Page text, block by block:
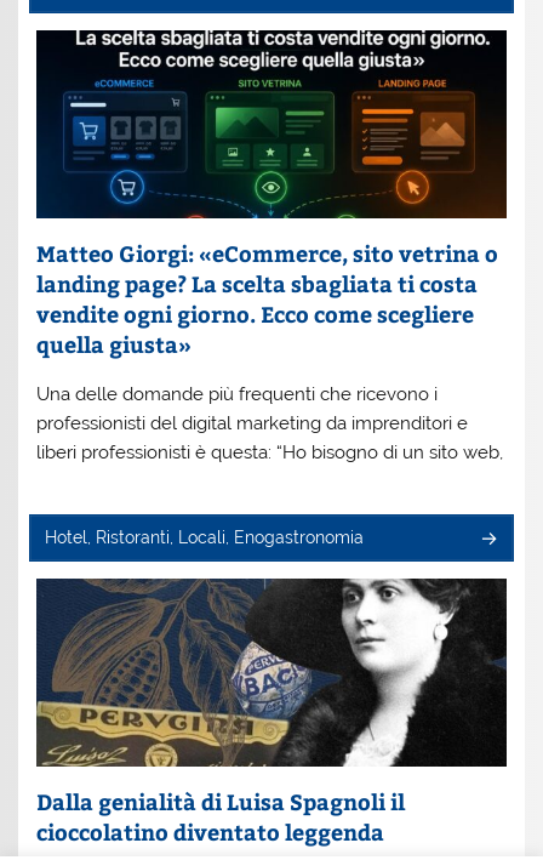
Matteo Giorgi: «eCommerce, sito vetrina o
landing page? La scelta sbagliata ti costa
vendite ogni giorno. Ecco come scegliere
quella giusta»
Una delle domande più frequenti che ricevono i
professionisti del digital marketing da imprenditori e
liberi professionisti è questa: “Ho bisogno di un sito web,
Hotel, Ristoranti, Locali, Enogastronomia
Dalla genialità di Luisa Spagnoli il
cioccolatino diventato leggenda